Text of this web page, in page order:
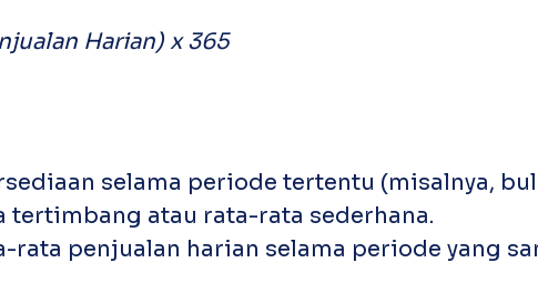
Harian) x 365
selama periode tertentu (misalnya,
tertimbang atau rata-rata sederhana.
rata penjualan harian selama periode yang